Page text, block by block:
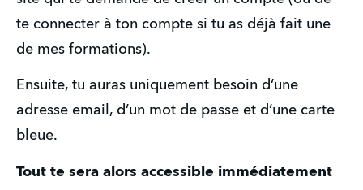
te connecter à ton compte si tu as déjà fait une
de mes formations).
Ensuite, tu auras uniquement besoin d’une
adresse email, d’un mot de passe et d’une carte
bleue.
Tout te sera alors accessible immédiatement